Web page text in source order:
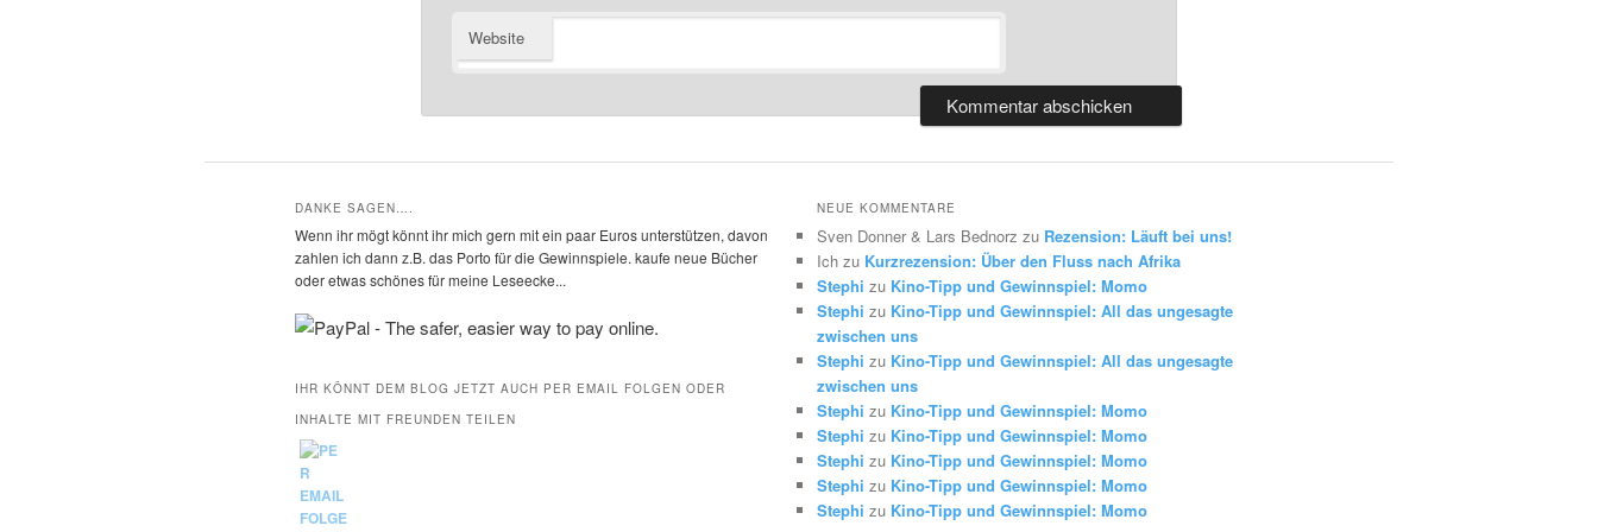
Website
DANKE SAGEN….
Wenn ihr mögt könnt ihr mich gern mit ein paar Euros unterstützen, davon
zahlen ich dann z.B. das Porto für die Gewinnspiele. kaufe neue Bücher
oder etwas schönes für meine Leseecke...
IHR KÖNNT DEM BLOG JETZT AUCH PER EMAIL FOLGEN ODER
INHALTE MIT FREUNDEN TEILEN
NEUE KOMMENTARE
Sven Donner & Lars Bednorz zu Rezension: Läuft bei uns!
Ich zu Kurzrezension: Über den Fluss nach Afrika
Stephi zu Kino-Tipp und Gewinnspiel: Momo
Stephi zu Kino-Tipp und Gewinnspiel: All das ungesagte
zwischen uns
Stephi zu Kino-Tipp und Gewinnspiel: All das ungesagte
zwischen uns
Stephi zu Kino-Tipp und Gewinnspiel: Momo
Stephi zu Kino-Tipp und Gewinnspiel: Momo
Stephi zu Kino-Tipp und Gewinnspiel: Momo
Stephi zu Kino-Tipp und Gewinnspiel: Momo
Stephi zu Kino-Tipp und Gewinnspiel: Momo